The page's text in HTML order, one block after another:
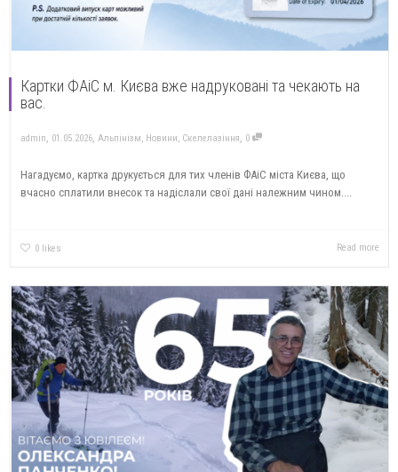
Картки ФАіС м. Києва вже надруковані та чекають на
вас.
admin, 01.05.2026, Альпінізм, Новини, Скелелазіння, 0
Нагадуємо, картка друкується для тих членів ФАіС міста Києва, що
вчасно сплатили внесок та надіслали свої дані належним чином....
0 likes Read more